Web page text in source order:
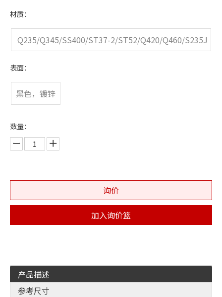
材质：
Q235/Q345/SS400/ST37-2/ST52/Q420/Q460/S235J
表面：
黑色，镀锌
数量：
询价
加入询价篮
产品描述
参考尺寸